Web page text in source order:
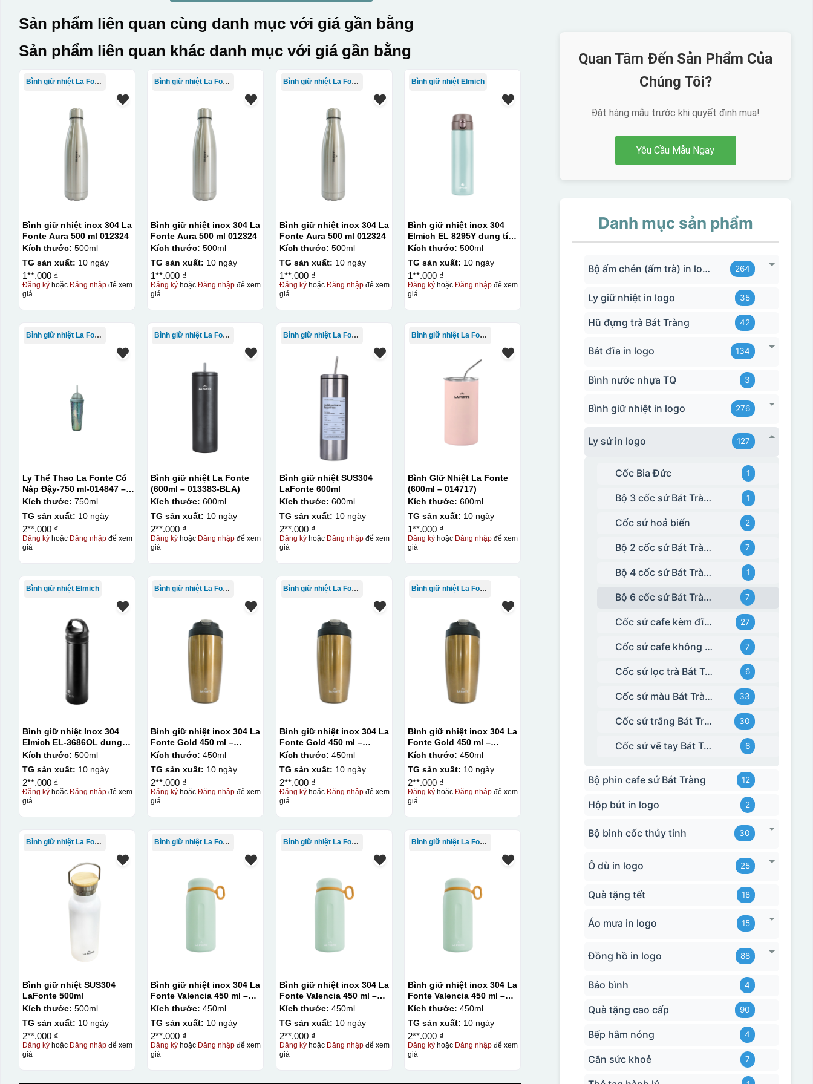
Sản phẩm liên quan cùng danh mục với giá gần bằng
Sản phẩm liên quan khác danh mục với giá gần bằng
Bình giữ nhiệt La Fonte
Bình giữ nhiệt inox 304 La
Fonte Aura 500 ml 012324
Kích thước: 500ml
TG sản xuất: 10 ngày
1**.000 ₫
Đăng kýhoặc Đăng nhậpđể xem
giá
Bình giữ nhiệt La Fonte
Bình giữ nhiệt inox 304 La
Fonte Aura 500 ml 012324
Kích thước: 500ml
TG sản xuất: 10 ngày
1**.000 ₫
Đăng ký hoặcĐăng nhập để xem
giá
Bình giữ nhiệt La Fonte
Bình giữ nhiệt inox 304 La
Fonte Aura 500 ml 012324
Kích thước: 500ml
TG sản xuất: 10 ngày
1**.000 ₫
Đăng kýhoặc Đăng nhậpđể xem
giá
Bình giữ nhiệt Elmich
Bình giữ nhiệt inox 304
Elmich EL 8295Y dung tích
500ml
Kích thước: 500ml
TG sản xuất: 10 ngày
1**.000 ₫
Đăng ký hoặcĐăng nhập để xem
giá
Bình giữ nhiệt La Fonte
Ly Thể Thao La Fonte Có
Nắp Đậy-750 ml-014847 –
GRA
Kích thước: 750ml
TG sản xuất: 10 ngày
2**.000 ₫
Đăng kýhoặc Đăng nhậpđể xem
giá
Bình giữ nhiệt La Fonte
Bình giữ nhiệt La Fonte
(600ml – 013383-BLA)
Kích thước: 600ml
TG sản xuất: 10 ngày
2**.000 ₫
Đăng ký hoặcĐăng nhập để xem
giá
Bình giữ nhiệt La Fonte
Bình giữ nhiệt SUS304
LaFonte 600ml
Kích thước: 600ml
TG sản xuất: 10 ngày
2**.000 ₫
Đăng kýhoặc Đăng nhậpđể xem
giá
Bình giữ nhiệt La Fonte
Bình GIữ Nhiệt La Fonte
(600ml – 014717)
Kích thước: 600ml
TG sản xuất: 10 ngày
1**.000 ₫
Đăng ký hoặcĐăng nhập để xem
giá
Bình giữ nhiệt Elmich
Bình giữ nhiệt Inox 304
Elmich EL-3686OL dung
tích 500ml
Kích thước: 500ml
TG sản xuất: 10 ngày
2**.000 ₫
Đăng kýhoặc Đăng nhậpđể xem
giá
Bình giữ nhiệt La Fonte
Bình giữ nhiệt inox 304 La
Fonte Gold 450 ml –
012331
Kích thước: 450ml
TG sản xuất: 10 ngày
2**.000 ₫
Đăng ký hoặcĐăng nhập để xem
giá
Bình giữ nhiệt La Fonte
Bình giữ nhiệt inox 304 La
Fonte Gold 450 ml –
012331
Kích thước: 450ml
TG sản xuất: 10 ngày
2**.000 ₫
Đăng kýhoặc Đăng nhậpđể xem
giá
Bình giữ nhiệt La Fonte
Bình giữ nhiệt inox 304 La
Fonte Gold 450 ml –
012331
Kích thước: 450ml
TG sản xuất: 10 ngày
2**.000 ₫
Đăng ký hoặcĐăng nhập để xem
giá
Bình giữ nhiệt La Fonte
Bình giữ nhiệt SUS304
LaFonte 500ml
Kích thước: 500ml
TG sản xuất: 10 ngày
2**.000 ₫
Đăng kýhoặc Đăng nhậpđể xem
giá
Bình giữ nhiệt La Fonte
Bình giữ nhiệt inox 304 La
Fonte Valencia 450 ml –
012355
Kích thước: 450ml
TG sản xuất: 10 ngày
2**.000 ₫
Đăng ký hoặcĐăng nhập để xem
giá
Bình giữ nhiệt La Fonte
Bình giữ nhiệt inox 304 La
Fonte Valencia 450 ml –
012355
Kích thước: 450ml
TG sản xuất: 10 ngày
2**.000 ₫
Đăng kýhoặc Đăng nhậpđể xem
giá
Bình giữ nhiệt La Fonte
Bình giữ nhiệt inox 304 La
Fonte Valencia 450 ml –
012355
Kích thước: 450ml
TG sản xuất: 10 ngày
2**.000 ₫
Đăng ký hoặcĐăng nhập để xem
giá
Quan Tâm Đến Sản Phẩm Của
Chúng Tôi?
Đặt hàng mẫu trước khi quyết định mua!
Yêu Cầu Mẫu Ngay
Danh mục sản phẩm
Bộ ấm chén (ấm trà) in logo 264
Ly giữ nhiệt in logo 35
Hũ đựng trà Bát Tràng 42
Bát đĩa in logo 134
Bình nước nhựa TQ 3
Bình giữ nhiệt in logo 276
Ly sứ in logo 127
Cốc Bia Đức 1
Bộ 3 cốc sứ Bát Tràng 1
Cốc sứ hoả biến 2
Bộ 2 cốc sứ Bát Tràng 7
Bộ 4 cốc sứ Bát Tràng 1
Bộ 6 cốc sứ Bát Tràng 7
Cốc sứ cafe kèm đĩa Bát Tràng 27
Cốc sứ cafe không kèm đĩa kê Bát Tràng 7
Cốc sứ lọc trà Bát Tràng 6
Cốc sứ màu Bát Tràng 33
Cốc sứ trắng Bát Tràng 30
Cốc sứ vẽ tay Bát Tràng 6
Bộ phin cafe sứ Bát Tràng 12
Hộp bút in logo 2
Bộ bình cốc thủy tinh 30
Ô dù in logo 25
Quà tặng tết 18
Áo mưa in logo 15
Đồng hồ in logo 88
Bảo bình 4
Quà tặng cao cấp 90
Bếp hâm nóng 4
Cân sức khoẻ 7